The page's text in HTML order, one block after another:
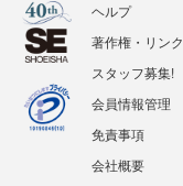
ヘルプ
著作権・リンク
スタッフ募集!
会員情報管理
免責事項
会社概要